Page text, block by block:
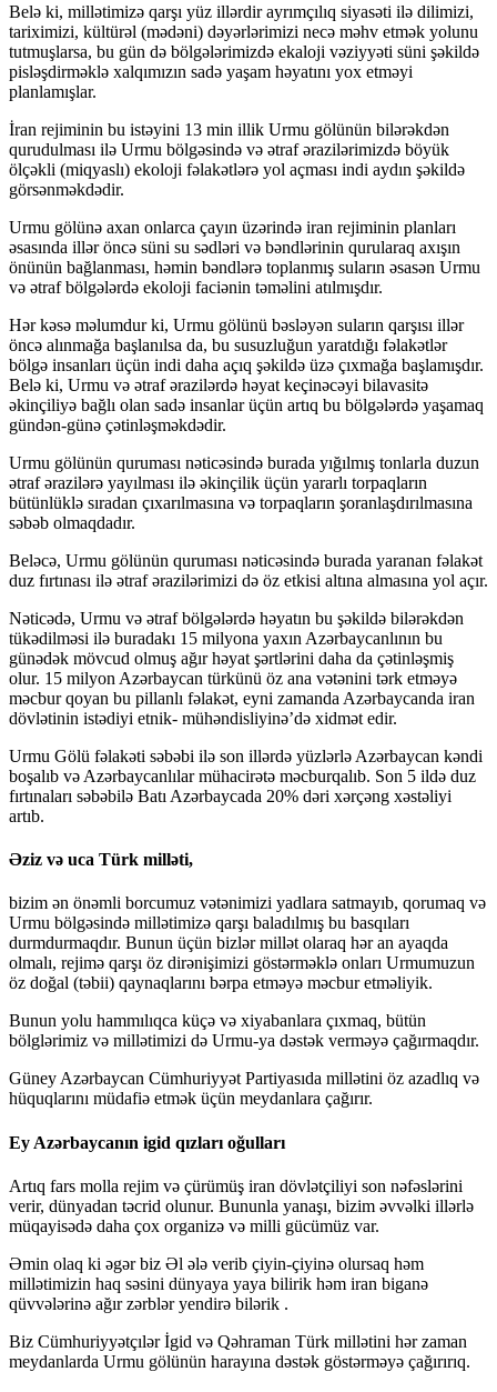
Belə ki, millətimizə qarşı yüz illərdir ayrımçılıq siyasəti ilə dilimizi,
tariximizi, kültürəl (mədəni) dəyərlərimizi necə məhv etmək yolunu
tutmuşlarsa, bu gün də bölgələrimizdə ekaloji vəziyyəti süni şəkildə
pisləşdirməklə xalqımızın sadə yaşam həyatını yox etməyi
planlamışlar.
İran rejiminin bu istəyini 13 min illik Urmu gölünün bilərəkdən
qurudulması ilə Urmu bölgəsində və ətraf ərazilərimizdə böyük
ölçəkli (miqyaslı) ekoloji fəlakətlərə yol açması indi aydın şəkildə
görsənməkdədir.
Urmu gölünə axan onlarca çayın üzərində iran rejiminin planları
əsasında illər öncə süni su sədləri və bəndlərinin qurularaq axışın
önünün bağlanması, həmin bəndlərə toplanmış suların əsasən Urmu
və ətraf bölgələrdə ekoloji faciənin təməlini atılmışdır.
Hər kəsə məlumdur ki, Urmu gölünü bəsləyən suların qarşısı illər
öncə alınmağa başlanılsa da, bu susuzluğun yaratdığı fəlakətlər
bölgə insanları üçün indi daha açıq şəkildə üzə çıxmağa başlamışdır.
Belə ki, Urmu və ətraf ərazilərdə həyat keçinəcəyi bilavasitə
əkinçiliyə bağlı olan sadə insanlar üçün artıq bu bölgələrdə yaşamaq
gündən-günə çətinləşməkdədir.
Urmu gölünün quruması nəticəsində burada yığılmış tonlarla duzun
ətraf ərazilərə yayılması ilə əkinçilik üçün yararlı torpaqların
bütünlüklə sıradan çıxarılmasına və torpaqların şoranlaşdırılmasına
səbəb olmaqdadır.
Beləcə, Urmu gölünün quruması nəticəsində burada yaranan fəlakət
duz fırtınası ilə ətraf ərazilərimizi də öz etkisi altına almasına yol açır.
Nəticədə, Urmu və ətraf bölgələrdə həyatın bu şəkildə bilərəkdən
tükədilməsi ilə buradakı 15 milyona yaxın Azərbaycanlının bu
günədək mövcud olmuş ağır həyat şərtlərini daha da çətinləşmiş
olur. 15 milyon Azərbaycan türkünü öz ana vətənini tərk etməyə
məcbur qoyan bu pillanlı fəlakət, eyni zamanda Azərbaycanda iran
dövlətinin istədiyi etnik- mühəndisliyinə’də xidmət edir.
Urmu Gölü fəlakəti səbəbi ilə son illərdə yüzlərlə Azərbaycan kəndi
boşalıb və Azərbaycanlılar mühacirətə məcburqalıb. Son 5 ildə duz
fırtınaları səbəbilə Batı Azərbaycada 20% dəri xərçəng xəstəliyi
artıb.
Əziz və uca Türk milləti,
bizim ən önəmli borcumuz vətənimizi yadlara satmayıb, qorumaq və
Urmu bölgəsində millətimizə qarşı baladılmış bu basqıları
durmdurmaqdır. Bunun üçün bizlər millət olaraq hər an ayaqda
olmalı, rejimə qarşı öz dirənişimizi göstərməklə onları Urmumuzun
öz doğal (təbii) qaynaqlarını bərpa etməyə məcbur etməliyik.
Bunun yolu hammılıqca küçə və xiyabanlara çıxmaq, bütün
bölglərimiz və millətimizi də Urmu-ya dəstək verməyə çağırmaqdır.
Güney Azərbaycan Cümhuriyyət Partiyasıda millətini öz azadlıq və
hüquqlarını müdafiə etmək üçün meydanlara çağırır.
Ey Azərbaycanın igid qızları oğulları
Artıq fars molla rejim və çürümüş iran dövlətçiliyi son nəfəslərini
verir, dünyadan təcrid olunur. Bununla yanaşı, bizim əvvəlki illərlə
müqayisədə daha çox organizə və milli gücümüz var.
Əmin olaq ki əgər biz Əl ələ verib çiyin-çiyinə olursaq həm
millətimizin haq səsini dünyaya yaya bilirik həm iran biganə
qüvvələrinə ağır zərblər yendirə bilərik .
Biz Cümhuriyyətçılər İgid və Qəhraman Türk millətini hər zaman
meydanlarda Urmu gölünün harayına dəstək göstərməyə çağırırıq.